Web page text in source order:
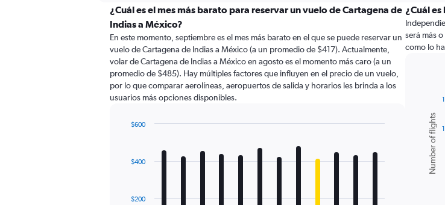
categories.
Range:
91
categories.
The
chart
has
1
Y
displaying
¿Cuál es el mes más barato para reservar un vuelo de Cartagena de
Indias a México?
En este momento, septiembre es el mes más barato en el que se puede reservar un
vuelo de Cartagena de Indias a México (a un promedio de $417). Actualmente,
volar de Cartagena de Indias a México en agosto es el momento más caro (a un
promedio de $485). Hay múltiples factores que influyen en el precio de un vuelo,
por lo que comparar aerolíneas, aeropuertos de salida y horarios les brinda a los
usuarios más opciones disponibles.
12
The
$200
$400
$600
¿Cuál
será más
como lo
chart
with
bars.
The
Chart
graphic.
Number of flights